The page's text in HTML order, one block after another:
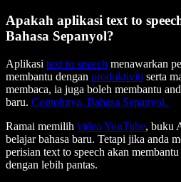
Apakah aplikasi text to
Bahasa Sepanyol?
Aplikasi text to speech menawarkan
membantu dengan produktiviti serta
membaca, ia juga boleh membantu
baru. Contohnya, Bahasa Sepanyol.
Ramai memilih video YouTube, buku
belajar bahasa baru. Tetapi jika anda
perisian text to speech akan
dengan lebih pantas.